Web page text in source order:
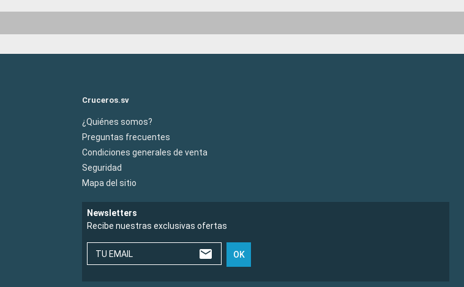
Cruceros.sv
¿Quiénes somos?
Preguntas frecuentes
Condiciones generales de venta
Seguridad
Mapa del sitio
Newsletters
Recibe nuestras exclusivas ofertas
TU EMAIL OK